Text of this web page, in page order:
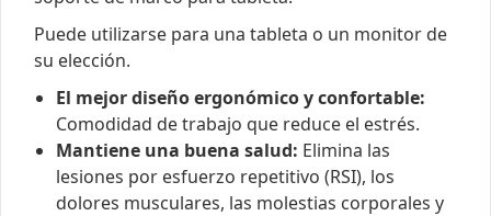
Puede utilizarse para una tableta o un monitor de
su elección.
El mejor diseño ergonómico y confortable:
Comodidad de trabajo que reduce el estrés.
Mantiene una buena salud: Elimina las
lesiones por esfuerzo repetitivo (RSI), los
dolores musculares, las molestias corporales y